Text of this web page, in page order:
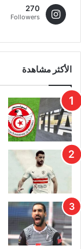
270
Followers
الأكثر مشاهدة